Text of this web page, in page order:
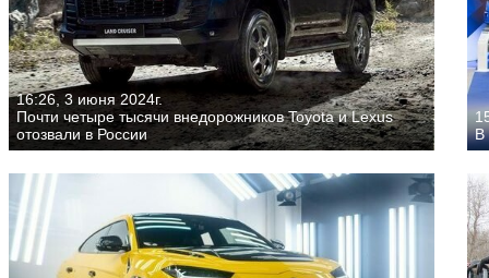
16:26, 3 июня 2024г.
Почти четыре тысячи внедорожников Toyota и Lexus
отозвали в России
В